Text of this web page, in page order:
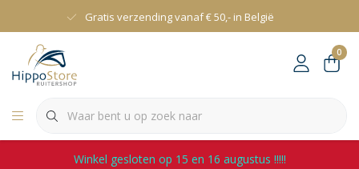
Gratis verzending vanaf € 50,- in België
0
Winkel gesloten op 15 en 16 augustus !!!!!